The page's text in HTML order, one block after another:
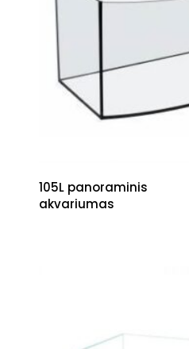
105L panoraminis
akvariumas